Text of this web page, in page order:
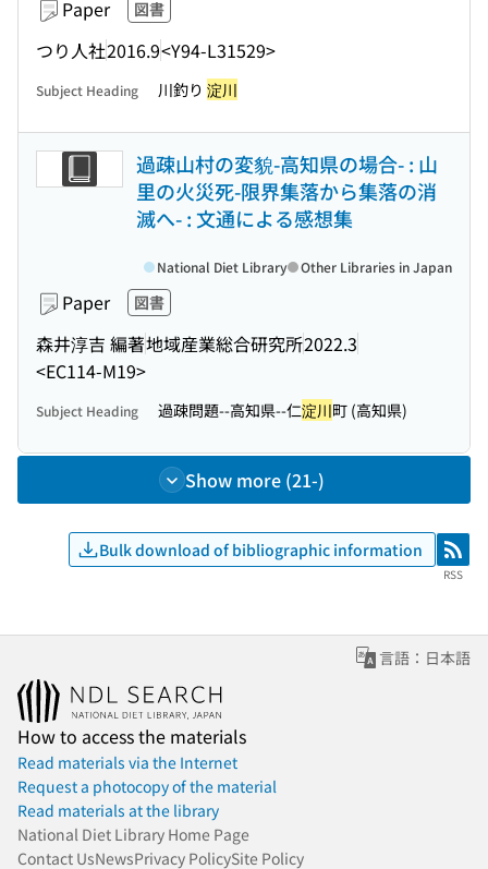
Paper 図書
つり人社2016.9<Y94-L31529>
Subject Heading 川釣り 淀川
過疎山村の変貌-高知県の場合- : 山
里の火災死-限界集落から集落の消
滅へ- : 文通による感想集
Paper 図書
森井淳吉 編著地域産業総合研究所2022.3
<EC114-M19>
National Diet Library Other Libraries in Japan
Subject Heading 過疎問題--高知県--仁淀川町 (高知県)
Show more (21-)
Bulk download of bibliographic information RSS
RSS
言語：日本語
How to access the materials
Read materials via the Internet
Request a photocopy of the material
Read materials at the library
National Diet Library Home Page
Contact UsNewsPrivacy PolicySite Policy